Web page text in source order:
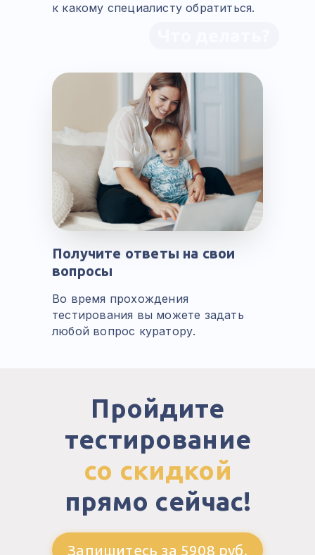
к какому специалисту обратиться.
Получите ответы на свои
вопросы
Во время прохождения
тестирования вы можете задать
любой вопрос куратору.
Пройдите
тестирование
со скидкой
прямо сейчас!
Запишитесь за 5908 руб.